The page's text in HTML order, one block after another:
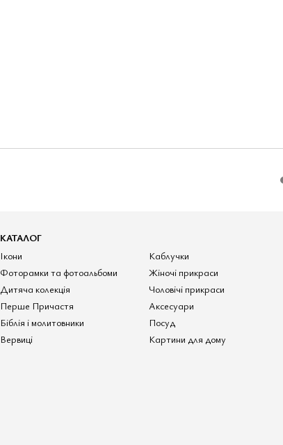
КАТАЛОГ
Ікони
Фоторамки та фотоальбоми
Дитяча колекція
Перше Причастя
Біблія і молитовники
Вервиці
Каблучки
Жіночі прикраси
Чоловічі прикраси
Аксесуари
Посуд
Картини для дому